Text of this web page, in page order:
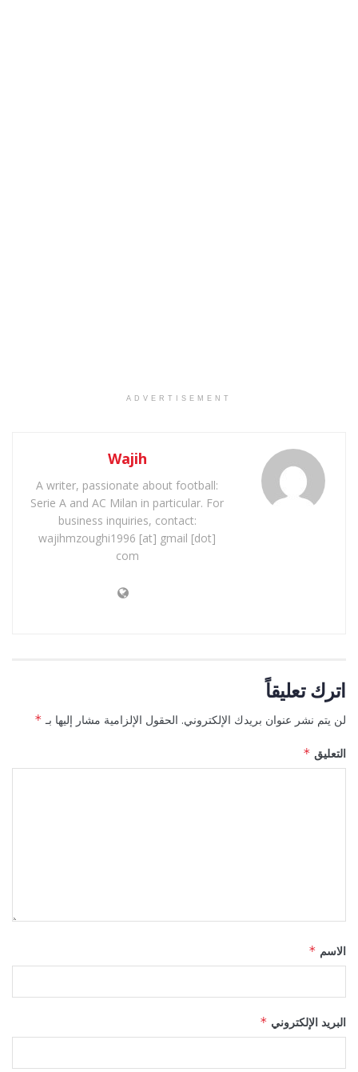
ADVERTISEMENT
Wajih
A writer, passionate about football:
Serie A and AC Milan in particular. For
business inquiries, contact:
wajihmzoughi1996 [at] gmail [dot]
com
اترك تعليقاً
لن يتم نشر عنوان بريدك الإلكتروني. الحقول الإلزامية مشار إليها بـ *
التعليق *
الاسم *
البريد الإلكتروني *